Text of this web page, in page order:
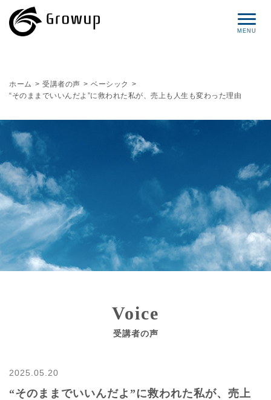
サービス
お問い合わせ
ホーム > 受講者の声 > ベーシック >
“そのままでいいんだよ”に救われた私が、売上も人生も変わった理由
Voice
受講者の声
2025.05.20
“そのままでいいんだよ”に救われた私が、売上